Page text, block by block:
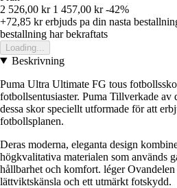
2 526,00 kr 1 457,00 kr -42%
+72,85 krerbjuds pa din nasta
bestallning har bekraftats
Loading...
Beskrivning
Puma Ultra Ultimate FG tous
fotbollsentusiaster. Puma Tillverkade av
dessa skor speciellt utformade för att
fotbollsplanen.
Deras moderna, eleganta design
högkvalitativa materialen som används
hållbarhet och komfort. léger Ovandelen
lättviktskänsla och ett utmärkt fotskydd.